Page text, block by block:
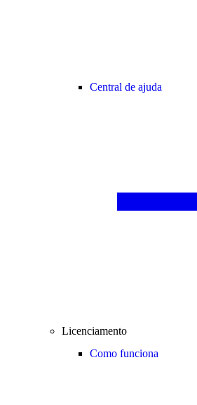
Central de ajuda
Licenciamento
Como funciona